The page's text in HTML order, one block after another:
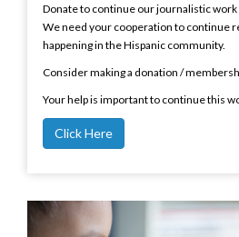
Donate to continue our journalistic work
We need your cooperation to continue
happening in the Hispanic community.
Consider making a donation /
Your help is important to continue this
Click Here